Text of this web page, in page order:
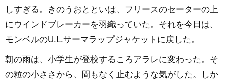
しすぎる。きのうおとといは、フリースのセーターの上
にウインドブレーカーを羽織っていた。それを今日は、
モンベルのU.L.サーマラップジャケットに戻した。
朝の雨は、小学生が登校するころアラレに変わった。そ
の粒の小ささから、間もなく止むような気がした。しか